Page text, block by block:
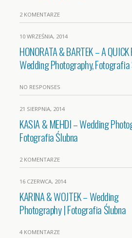
2 KOMENTARZE
10 WRZEŚNIA, 2014
HONORATA & BARTEK – A QUICK
Wedding Photography, Fotografia
NO RESPONSES
21 SIERPNIA, 2014
KASIA & MEHDI – Wedding
Fotografia Ślubna
2 KOMENTARZE
16 CZERWCA, 2014
KARINA & WOJTEK – Wedding
Photography | Fotografia Ślubna
4 KOMENTARZE